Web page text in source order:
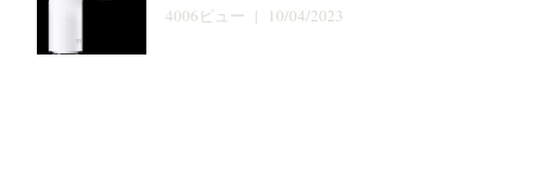
4006ビュー | 10/04/2023